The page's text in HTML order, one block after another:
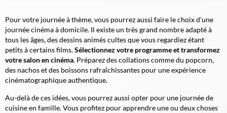
Pour votre journée à thème, vous pourrez aussi faire le choix d'une
journée cinéma à domicile. Il existe un très grand nombre adapté à
tous les âges, des dessins animés cultes que vous regardiez étant
petits à certains films.Sélectionnez votre programme et transformez
votre salon en cinéma. Préparez des collations comme du popcorn,
des nachos et des boissons rafraîchissantes pour une expérience
cinématographique authentique.
Au-delà de ces idées, vous pourrez aussi opter pour une journée de
cuisine en famille. Vous profitez pour apprendre une ou deux choses